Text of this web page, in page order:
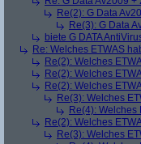
Re(2): G Data
Re(3): G Data
biete G DATA
Re: Welches ETWAS
Re(2): Welches
Re(2): Welches
Re(2): Welches
Re(3): Welches
Re(4): Welches
Re(2): Welches
Re(3): Welches